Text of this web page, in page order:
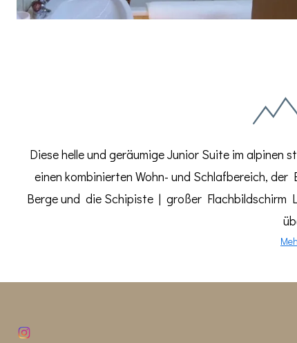
Diese helle und geräumige Junior Suite im alpinen
einen kombinierten Wohn- und Schlafbereich,
Berge und die Schipiste | großer Flachbildschirm